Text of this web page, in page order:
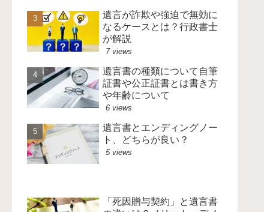
遺言が詐欺や強迫で無効に
なるケースとは？行政書士
が解説
7 views
遺言書の種類について自筆
証書や公正証書とは書き方
や年齢について
6 views
遺言書とエンディングノー
ト、どちらが良い？
5 views
「死因贈与契約」と遺言書